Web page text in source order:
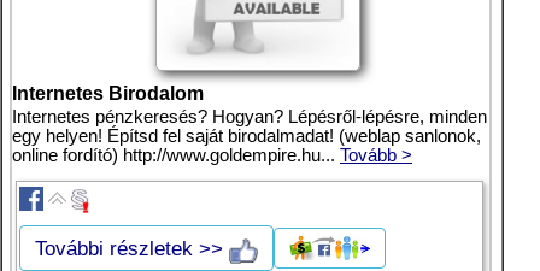
Internetes Birodalom
Internetes pénzkeresés? Hogyan? Lépésről-lépésre, minden
egy helyen! Építsd fel saját birodalmadat! (weblap sanlonok,
online fordító) http://www.goldempire.hu... Tovább >
További részletek >>